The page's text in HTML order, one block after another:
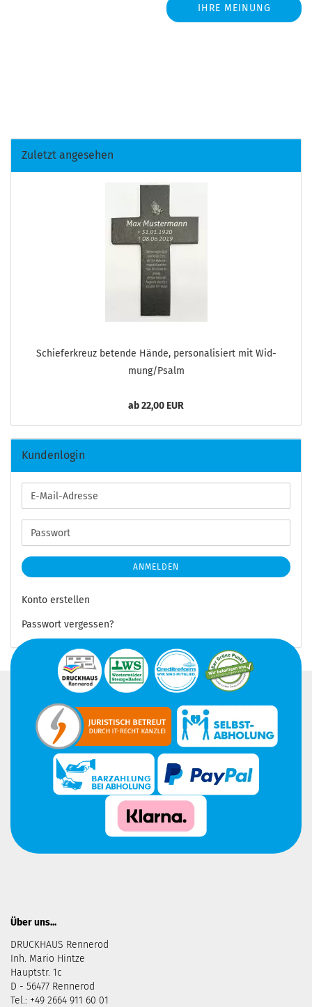
IHRE MEINUNG
Zuletzt angesehen
Schie­fer­kreuz be­ten­de Hände, per­so­na­li­siert mit Wid­
mung/Psalm
ab 22,00 EUR
Kundenlogin
E-
Mail-
Adresse
Passwort
ANMELDEN
Konto erstellen
Passwort vergessen?
Über uns...
DRUCKHAUS Rennerod
Inh. Mario Hintze
Hauptstr. 1c
D - 56477 Rennerod
Tel.: +49 2664 911 60 01